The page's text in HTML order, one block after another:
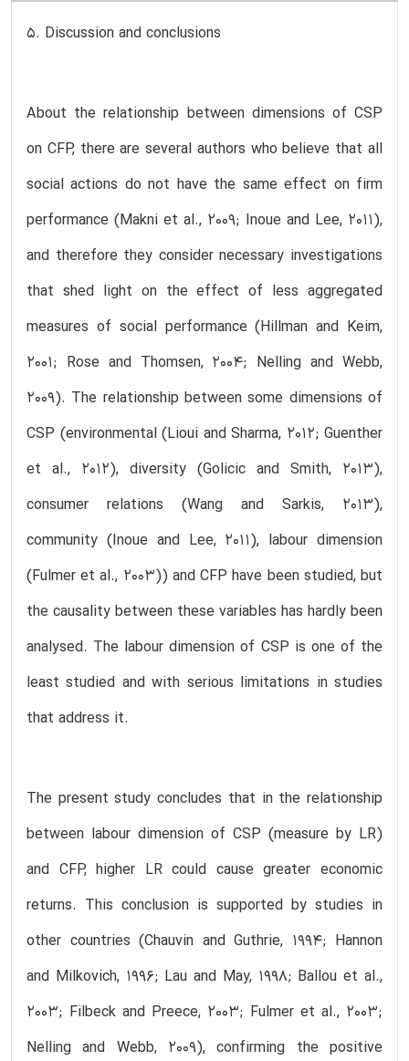
5. Discussion and conclusions
About the relationship between dimensions of CSP
on CFP, there are several authors who believe that all
social actions do not have the same effect on firm
performance (Makni et al., 2009; Inoue and Lee, 2011),
and therefore they consider necessary investigations
that shed light on the effect of less aggregated
measures of social performance (Hillman and Keim,
2001; Rose and Thomsen, 2004; Nelling and Webb,
2009). The relationship between some dimensions of
CSP (environmental (Lioui and Sharma, 2012; Guenther
et al., 2012), diversity (Golicic and Smith, 2013),
consumer relations (Wang and Sarkis, 2013),
community (Inoue and Lee, 2011), labour dimension
(Fulmer et al., 2003)) and CFP have been studied, but
the causality between these variables has hardly been
analysed. The labour dimension of CSP is one of the
least studied and with serious limitations in studies
that address it.
The present study concludes that in the relationship
between labour dimension of CSP (measure by LR)
and CFP, higher LR could cause greater economic
returns. This conclusion is supported by studies in
other countries (Chauvin and Guthrie, 1994; Hannon
and Milkovich, 1996; Lau and May, 1998; Ballou et al.,
2003; Filbeck and Preece, 2003; Fulmer et al., 2003;
Nelling and Webb, 2009), confirming the positive